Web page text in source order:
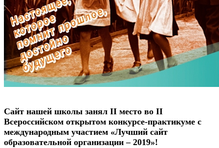
Сайт нашей школы занял II место во II
Всероссийском открытом конкурсе-практикуме с
международным участием «Лучший сайт
образовательной организации – 2019»!